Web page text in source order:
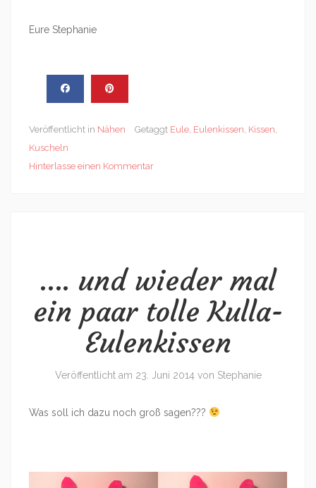
Eure Stephanie
Veröffentlicht in Nähen Getaggt Eule Eulenkissen Kissen
Kuscheln
Hinterlasse einen Kommentar
…. und wieder mal
ein paar tolle Kulla-
Eulenkissen
Veröffentlicht am 23. Juni 2014 von Stephanie
Was soll ich dazu noch groß sagen???